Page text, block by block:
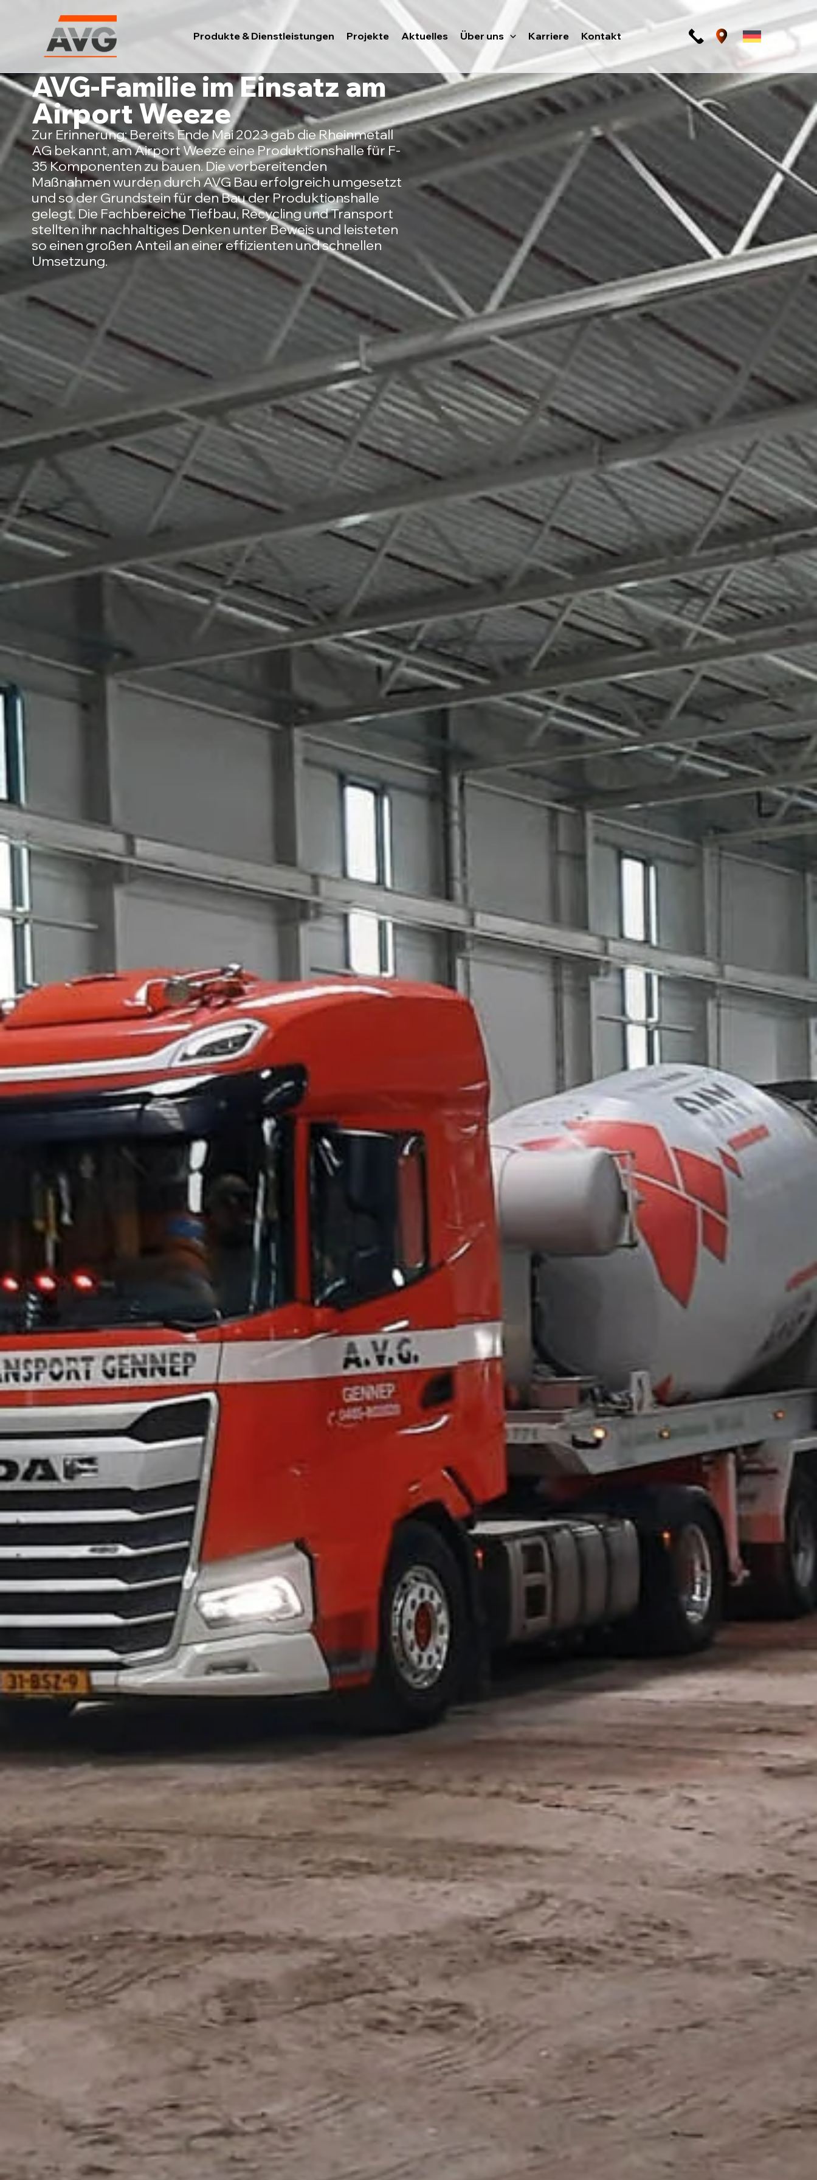
Produkte & Dienstleistungen Projekte Aktuelles Über uns Karriere Kontakt
AVG-Familie im Einsatz am
Airport Weeze
Zur Erinnerung: Bereits Ende Mai 2023 gab die Rheinmetall
AG bekannt, am Airport Weeze eine Produktionshalle für F-
35 Komponenten zu bauen. Die vorbereitenden
Maßnahmen wurden durch AVG Bau erfolgreich umgesetzt
und so der Grundstein für den Bau der Produktionshalle
gelegt. Die Fachbereiche Tiefbau, Recycling und Transport
stellten ihr nachhaltiges Denken unter Beweis und leisteten
so einen großen Anteil an einer effizienten und schnellen
Umsetzung.